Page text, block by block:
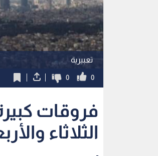
تعبيرية
0
0
فروقات
الثلاثاء